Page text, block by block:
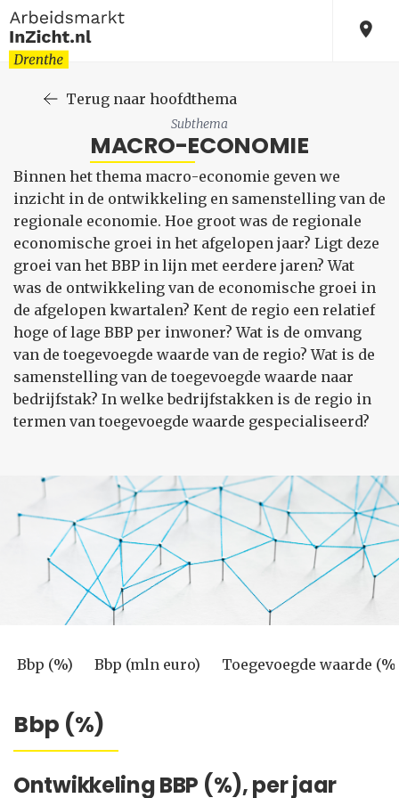
Terug naar hoofdthema
Subthema
MACRO-ECONOMIE
Binnen het thema macro-economie geven we
inzicht in de ontwikkeling en samenstelling van de
regionale economie. Hoe groot was de regionale
economische groei in het afgelopen jaar? Ligt deze
groei van het BBP in lijn met eerdere jaren? Wat
was de ontwikkeling van de economische groei in
de afgelopen kwartalen? Kent de regio een relatief
hoge of lage BBP per inwoner? Wat is de omvang
van de toegevoegde waarde van de regio? Wat is de
samenstelling van de toegevoegde waarde naar
bedrijfstak? In welke bedrijfstakken is de regio in
termen van toegevoegde waarde gespecialiseerd?
Bbp (%) Bbp (mln euro) Toegevoegde waarde
Bbp (%)
Ontwikkeling BBP (%), per jaar